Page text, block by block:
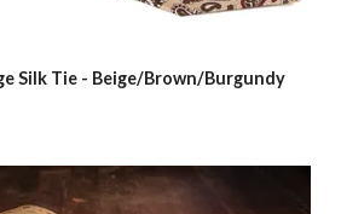
Silk Tie - Beige/Brown/Burgundy